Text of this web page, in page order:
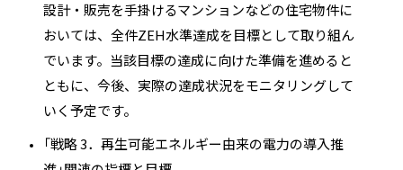
設計・販売を手掛けるマンションなどの住宅物件に
おいては、全件ZEH水準達成を目標として取り組ん
でいます。当該目標の達成に向けた準備を進めると
ともに、今後、実際の達成状況をモニタリングして
いく予定です。
「戦略 3．再生可能エネルギー由来の電力の導入推